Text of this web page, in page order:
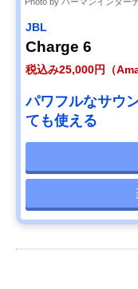
JBL
Charge 6
税込み25,000円（
パワフルなサウ
ても使える